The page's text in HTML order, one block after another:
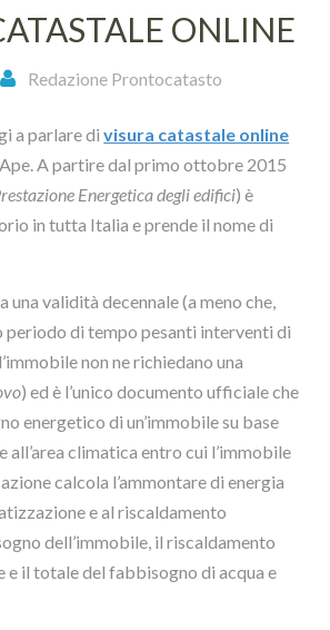
ONLINE
Redazione Prontocatasto
a parlare divisura catastale online
A partire dal primo ottobre 2015
Energetica degli edifici) è
in tutta Italia e prende il nome di
una validità decennale (a meno che,
periodo di tempo pesanti interventi di
non ne richiedano una
) ed è l’unico documento ufficiale che
energetico di un’immobile su base
all’area climatica entro cui l’immobile
calcola l’ammontare di energia
e al riscaldamento
dell’immobile, il riscaldamento
e il totale del fabbisogno di acqua e